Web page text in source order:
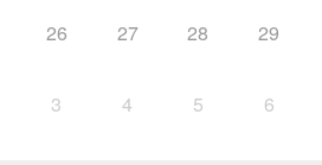
26 27 28 29
3 4 5 6